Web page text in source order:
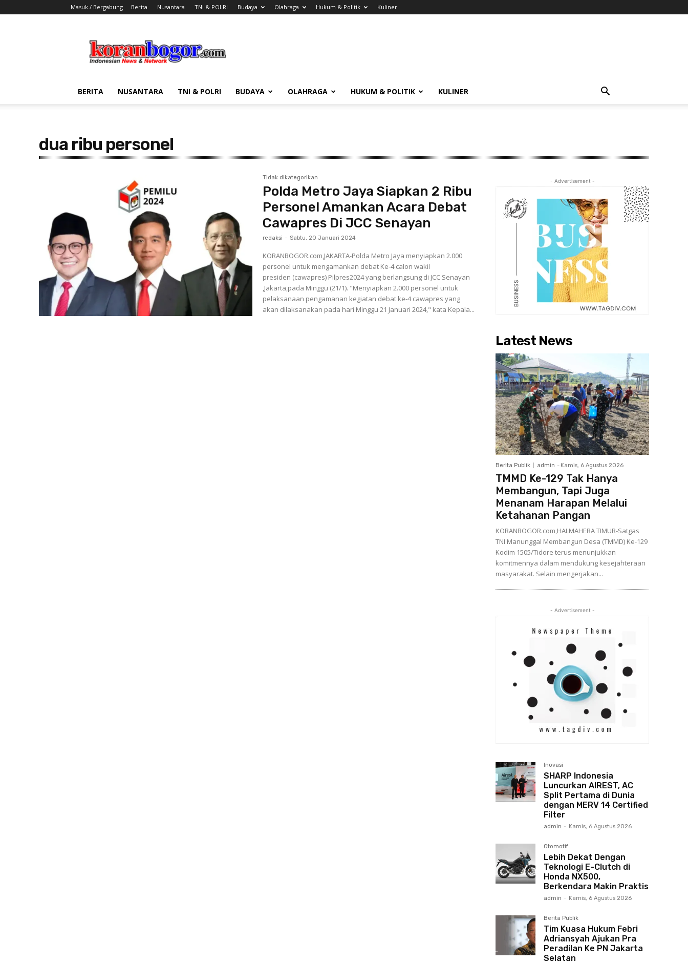
Masuk / Bergabung Berita Nusantara TNI & POLRI Budaya Olahraga Hukum & Politik Kuliner
Bogor
BERITA NUSANTARA TNI & POLRI BUDAYA OLAHRAGA HUKUM & POLITIK KULINER
dua ribu personel
Tidak dikategorikan
Polda Metro Jaya Siapkan 2 Ribu
Personel Amankan Acara Debat
Cawapres Di JCC Senayan
redaksi - Sabtu, 20 Januari 2024
KORANBOGOR.com,JAKARTA-Polda Metro Jaya menyiapkan 2.000
personel untuk mengamankan debat Ke-4 calon wakil
presiden (cawapres) Pilpres2024 yang berlangsung di JCC Senayan
,Jakarta,pada Minggu (21/1). "Menyiapkan 2.000 personel untuk
pelaksanaan pengamanan kegiatan debat ke-4 cawapres yang
akan dilaksanakan pada hari Minggu 21 Januari 2024," kata Kepala...
- Advertisement -
Latest News
Berita Publik admin - Kamis, 6 Agustus 2026
TMMD Ke-129 Tak Hanya
Membangun, Tapi Juga
Menanam Harapan Melalui
Ketahanan Pangan
KORANBOGOR.com,HALMAHERA TIMUR-Satgas
TNI Manunggal Membangun Desa (TMMD) Ke-129
Kodim 1505/Tidore terus menunjukkan
komitmennya dalam mendukung kesejahteraan
masyarakat. Selain mengerjakan...
- Advertisement -
Inovasi
SHARP Indonesia
Luncurkan AIREST, AC
Split Pertama di Dunia
dengan MERV 14 Certified
Filter
admin - Kamis, 6 Agustus 2026
Otomotif
Lebih Dekat Dengan
Teknologi E-Clutch di
Honda NX500,
Berkendara Makin Praktis
admin - Kamis, 6 Agustus 2026
Berita Publik
Tim Kuasa Hukum Febri
Adriansyah Ajukan Pra
Peradilan Ke PN Jakarta
Selatan